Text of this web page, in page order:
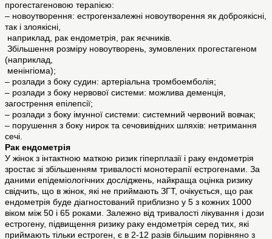
прогестагеновою терапією:
– новоутворення: естрогензалежні новоутворення як доброякісні,
так і злоякісні,
наприклад, рак ендометрія, рак яєчників.
Збільшення розміру новоутворень, зумовлених прогестагеном
(наприклад,
менінгіома);
– розлади з боку судин: артеріальна тромбоемболія;
– розлади з боку нервової системи: можлива деменція,
загострення епілепсії;
– розлади з боку імунної системи: системний червоний вовчак;
– порушення з боку нирок та сечовивідних шляхів: нетримання
сечі.
Рак ендометрія
У жінок з інтактною маткою ризик гіперплазії і раку ендометрія
зростає зі збільшенням тривалості монотерапії естрогенами. За
даними епідеміологічних досліджень, найкраща оцінка ризику
свідчить, що в жінок, які не приймають ЗГТ, очікується, що рак
ендометрія буде діагностований приблизно у 5 з кожних 1000
віком між 50 і 65 роками. Залежно від тривалості лікування і дози
естрогену, підвищення ризику раку ендометрія серед тих, які
приймають тільки естроген, є в 2-12 разів більшим порівняно з